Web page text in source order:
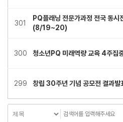
301
PQ플래닝 전문가과정 전국 동시
(8/19~20)
300 청소년PQ 미래역량 교육 4주집
299 창립 30주년 기념 공모전 결과발